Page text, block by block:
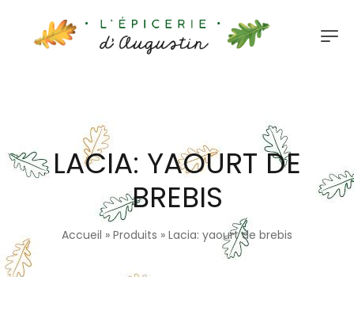
LACIA: YAOURT DE
BREBIS
Accueil » Produits » Lacia: yaourt de brebis